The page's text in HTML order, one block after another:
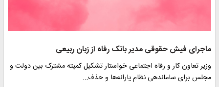
ماجرای فیش حقوقی مدیر بانک رفاه از زبان ربیعی
وزیر تعاون کار و رفاه اجتماعی خواستار تشکیل کمیته مشترک بین دولت و
مجلس برای ساماندهی نظام یارانه‌ها و حذف…